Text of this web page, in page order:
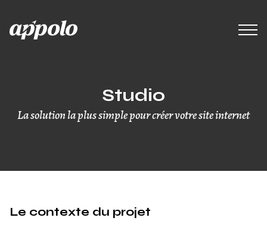
Studio
La solution la plus simple pour créer votre site internet
Le contexte du projet